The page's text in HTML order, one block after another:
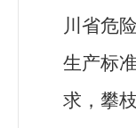
川省危
生产标
求， 攀